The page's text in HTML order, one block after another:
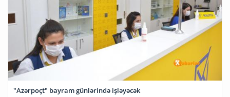
"Azərpoçt" bayram günlərində işləyəcək